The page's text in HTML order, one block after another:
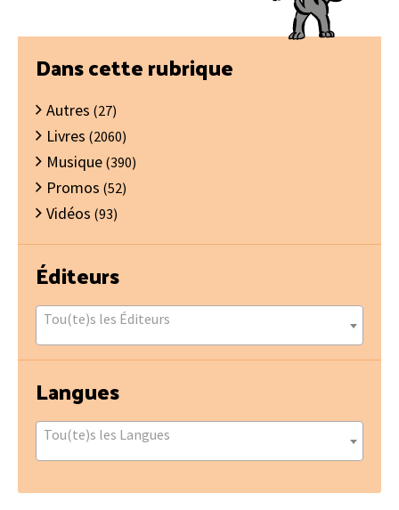
Barre
latérale
principale
Dans cette rubrique
Autres (27)
Livres (2060)
Musique (390)
Promos (52)
Vidéos (93)
Éditeurs
Tou(te)s les Éditeurs
Langues
Tou(te)s les Langues